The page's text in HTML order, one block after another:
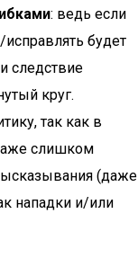
: ведь если
исправлять будет
следствие
круг.
так как в
слишком
(даже
нападки и/или